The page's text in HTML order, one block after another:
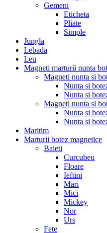
Gemeni
Eticheta
Pliate
Simple
Jungla
Lebada
Leu
Magneti marturii nunta
Magneti nunta si
Nunta si
Nunta si
Magneti nunta si
Nunta si
Nunta si
Maritim
Marturii botez magnetice
Baieti
Curcubeu
Floare
Ieftini
Mari
Mici
Mickey
Nor
Urs
Fete